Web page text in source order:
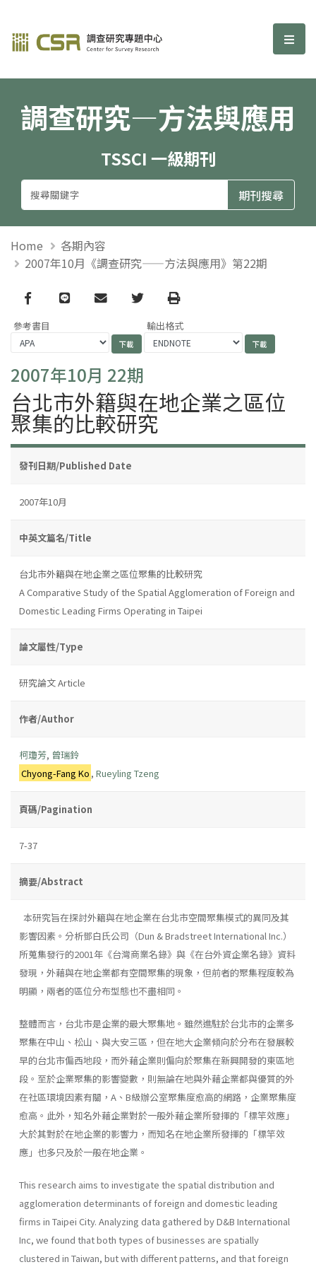
調查研究—方法與應用期刊 選
調查研究—方法與應用
TSSCI 一級期刊
Home
各期內容
2007年10月《調查研究——方法與應用》第22期
Facebook
line email TwitterPrint
參考書目 輸出格式
2007年10月 22期
台北市外籍與在地企業之區位
聚集的比較研究
發刊日期/Published Date
2007年10月
中英文篇名/Title
台北市外籍與在地企業之區位聚集的比較研究
A Comparative Study of the Spatial Agglomeration of Foreign and
Domestic Leading Firms Operating in Taipei
論文屬性/Type
研究論文 Article
作者/Author
柯瓊芳, 曾瑞鈴
Chyong-Fang Ko ,Rueyling Tzeng
頁碼/Pagination
7-37
摘要/Abstract
本研究旨在探討外籍與在地企業在台北市空間聚集模式的異同及其
影響因素。分析鄧白氏公司（Dun & Bradstreet International Inc.）
所蒐集發行的2001年《台灣商業名錄》與《在台外資企業名錄》資料
發現，外藉與在地企業都有空間聚集的現象，但前者的聚集程度較為
明顯，兩者的區位分布型態也不盡相同。
整體而言，台北市是企業的最大聚集地。雖然進駐於台北市的企業多
聚集在中山、松山、與大安三區，但在地大企業傾向於分布在發展較
早的台北市偏西地段，而外藉企業則偏向於聚集在新興開發的東區地
段。至於企業聚集的影響變數，則無論在地與外藉企業都與優質的外
在社區環境因素有關，A、B級辦公室聚集度愈高的網路，企業聚集度
愈高。此外，知名外藉企業對於一般外藉企業所發揮的「標竿效應」
大於其對於在地企業的影響力，而知名在地企業所發揮的「標竿效
應」也多只及於一般在地企業。
This research aims to investigate the spatial distribution and
agglomeration determinants of foreign and domestic leading
firms in Taipei City. Analyzing data gathered by D&B International
Inc, we found that both types of businesses are spatially
clustered in Taiwan, but with different patterns, and that foreign